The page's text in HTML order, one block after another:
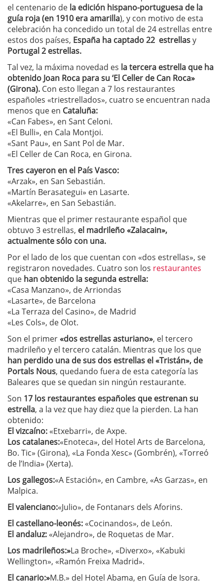
el centenario de la edición hispano-portuguesa de la
guía roja (en 1910 era amarilla), y con motivo de esta
celebración ha concedido un total de 24 estrellas entre
estos dos países, España ha captado 22 estrellasy
Portugal 2 estrellas.
Tal vez, la máxima novedad es la tercera estrella que ha
obtenido Joan Roca para su ‘El Celler de Can Roca»
(Girona). Con esto llegan a 7 los restaurantes
españoles «triestrellados», cuatro se encuentran nada
menos que en Cataluña:
«Can Fabes», en Sant Celoni.
«El Bulli», en Cala Montjoi.
«Sant Pau», en Sant Pol de Mar.
«El Celler de Can Roca, en Girona.
Tres cayeron en el País Vasco:
«Arzak», en San Sebastián.
«Martín Berasategui» en Lasarte.
«Akelarre», en San Sebastián.
Mientras que el primer restaurante español que
obtuvo 3 estrellas, el madrileño «Zalacain»,
actualmente sólo con una.
Por el lado de los que cuentan con «dos estrellas», se
registraron novedades. Cuatro son los restaurantes
que han obtenido la segunda estrella:
«Casa Manzano», de Arriondas
«Lasarte», de Barcelona
«La Terraza del Casino», de Madrid
«Les Cols», de Olot.
Son el primer«dos estrellas asturiano», el tercero
madrileño y el tercero catalán. Mientras que los que
han perdido una de sus dos estrellas el «Tristán», de
Portals Nous, quedando fuera de esta categoría las
Baleares que se quedan sin ningún restaurante.
Son 17 los restaurantes españoles que estrenan su
estrella, a la vez que hay diez que la pierden. La han
obtenido:
El vizcaíno: «Etxebarri», de Axpe.
Los catalanes:«Enoteca», del Hotel Arts de Barcelona,
Bo. Tic» (Girona), «La Fonda Xesc» (Gombrén), «Torreó
de l’India» (Xerta).
Los gallegos:«A Estación», en Cambre, «As Garzas», en
Malpica.
El valenciano:«Julio», de Fontanars dels Aforins.
El castellano-leonés: «Cocinandos», de León.
El andaluz: «Alejandro», de Roquetas de Mar.
Los madrileños:»La Broche», «Diverxo», «Kabuki
Wellington», «Ramón Freixa Madrid».
El canario:»M.B.» del Hotel Abama, en Guía de Isora.